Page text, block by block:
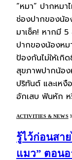
“หมา” ปากหมา
ช่องปากของน้
มาเช็ค! หากมี
ปากของน้องหม
ป้องกันไม่ให้เ
สุขภาพปากน้อง
ปริทันต์ และเห
อักเสบ ฟันหัก
ACTIVITIES & NEWS
รู้ไว้ก่อนสา
แมว” ตอนอ